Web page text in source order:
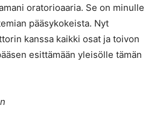
oratorioaaria. Se on minulle
pääsykokeista. Nyt
kanssa kaikki osat ja toivon
esittämään yleisölle tämän